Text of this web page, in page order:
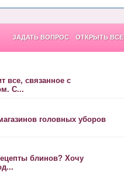
ОТКРЫТЬ ВСЕ
ЗАДАТЬ ВОПРОС
все, связанное с
С...
головных уборов
блинов? Хочу